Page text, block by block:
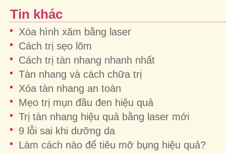
Tin khác
Xóa hình xăm bằng laser
Cách trị sẹo lõm
Cách trị tàn nhang nhanh nhất
Tàn nhang và cách chữa trị
Xóa tàn nhang an toàn
Mẹo trị mụn đầu đen hiệu quả
Trị tàn nhang hiệu quả bằng laser mới
9 lỗi sai khi dưỡng da
Làm cách nào để tiêu mỡ bụng hiệu quả?